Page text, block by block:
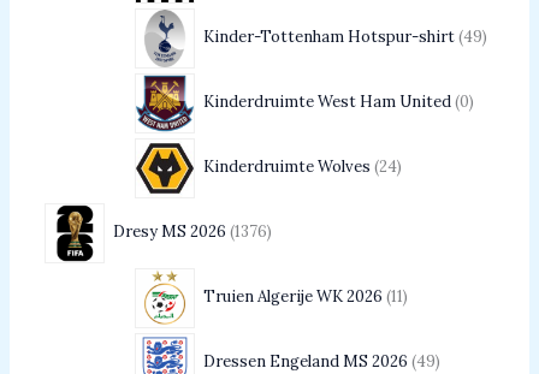
Kinder-Tottenham Hotspur-shirt 49
Kinderdruimte West Ham United 0
Kinderdruimte Wolves 24
Dresy MS 2026 1376
Truien Algerije WK 2026 11
Dressen Engeland MS 2026 49